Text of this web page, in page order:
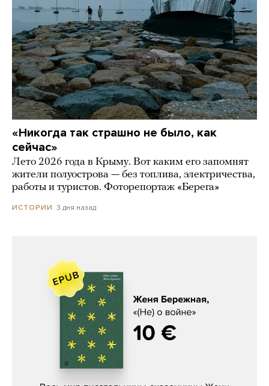
«Никогда так страшно не было, как
сейчас»
Лето 2026 года в Крыму. Вот каким его запомнят
жители полуострова — без топлива, электричества,
работы и туристов. Фоторепортаж «Берега»
ИСТОРИИ 3 дня назад
Женя Бережная, «(Не) о войне»